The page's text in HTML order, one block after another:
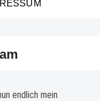
endlich mein